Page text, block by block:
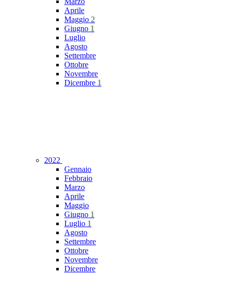
Aprile
Maggio 2
Giugno 1
Luglio
Agosto
Settembre
Ottobre
Novembre
Dicembre 1
2022
Gennaio
Febbraio
Marzo
Aprile
Maggio
Giugno 1
Luglio 1
Agosto
Settembre
Ottobre
Novembre
Dicembre